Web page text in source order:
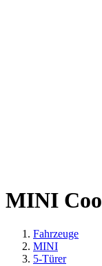
MINI
Fahrzeuge
MINI
5-Türer